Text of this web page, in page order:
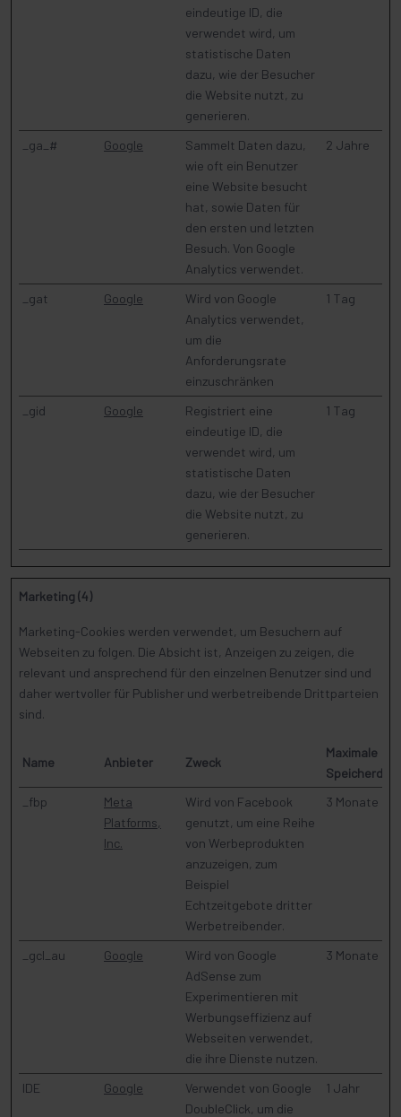
eindeutige ID, die
verwendet wird, um
statistische Daten
dazu, wie der Besucher
die Website nutzt, zu
generieren.
_ga_# Google
Sammelt Daten dazu,
wie oft ein Benutzer
eine Website besucht
hat, sowie Daten für
den ersten und letzten
Besuch. Von Google
Analytics verwendet.
2 Jahre
_gat Google
Wird von Google
Analytics verwendet,
um die
Anforderungsrate
einzuschränken
1 Tag
_gid Google
Registriert eine
eindeutige ID, die
verwendet wird, um
statistische Daten
dazu, wie der Besucher
die Website nutzt, zu
generieren.
1 Tag
Marketing (4)
Marketing-Cookies werden verwendet, um Besuchern auf
Webseiten zu folgen. Die Absicht ist, Anzeigen zu zeigen, die
relevant und ansprechend für den einzelnen Benutzer sind und
daher wertvoller für Publisher und werbetreibende Drittparteien
sind.
Name Anbieter Zweck
Maximale
_fbp
Meta
Platforms,
Inc.
Wird von Facebook
genutzt, um eine Reihe
von Werbeprodukten
anzuzeigen, zum
Beispiel
Echtzeitgebote dritter
Werbetreibender.
3 Monate
_gcl_au Google
Wird von Google
AdSense zum
Experimentieren mit
Werbungseffizienz auf
Webseiten verwendet,
die ihre Dienste nutzen.
3 Monate
IDE Google
Verwendet von Google
DoubleClick, um die
1 Jahr